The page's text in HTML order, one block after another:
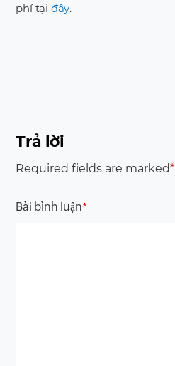
phí tại đây.
Trả lời
Required fields are marked*
Bài bình luận*